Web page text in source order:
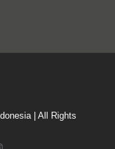
| All Rights